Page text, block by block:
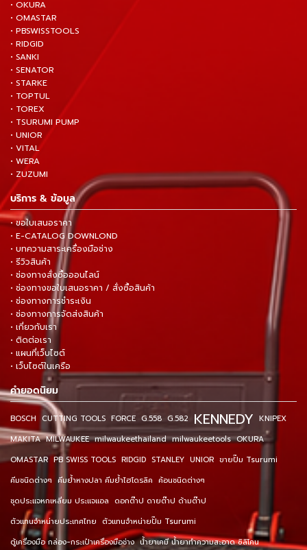
• OKURA
• OMASTAR
• PBSWISSTOOLS
• RIDGID
• SANKI
• SENATOR
• STARKE
• TOPTUL
• TOREX
• TSURUMI PUMP
• UNIOR
• VITAL
• WERA
• ZUZUMI
บริการ & ข้อมูล
• ขอใบเสนอราคา
• E-CATALOG DOWNLOND
• บทความสาระเครื่องมือช่าง
• รีวิวสินค้า
• ช่องทางสั่งซื้อออนไลน์
• ช่องทางขอใบเสนอราคา / สั่งซื้อสินค้า
• ช่องทางการชำระเงิน
• ช่องทางการจัดส่งสินค้า
• เกี่ยวกับเรา
• ติดต่อเรา
• แผนที่เว็บไซต์
• เว็บไซต์ในเครือ
คำยอดนิยม
BOSCH CUTTING TOOLS FORCE G.558 G.582 KENNEDY KNIPEX
MAKITA MILWAUKEE milwaukeethailand milwaukeetools OKURA
OMASTAR PB SWISS TOOLS RIDGID STANLEY UNIOR ขายปั๊ม Tsurumi
คีมชนิดต่างๆ คีมย้ำหางปลา คีมย้ำไฮโดรลิค ค้อนชนิดต่างๆ
ชุดประแจหกเหลี่ยม ประแจแอล ดอกต๊าป ดายต๊าป ด้ามต๊าป
ตัวแทนจำหน่ายประเทศไทย ตัวแทนจำหน่ายปั๊ม Tsurumi
ตู้เครื่องมือ กล่อง-กระเป๋าเครื่องมือช่าง น้ำยาเคมี น้ำยาทำความสะอาด ซิลิโคน